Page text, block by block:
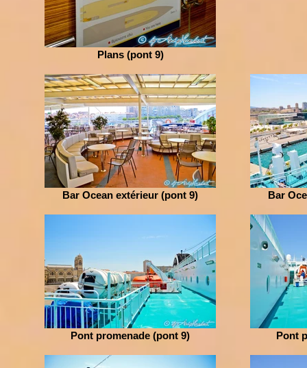
Plans (pont 9)
Bar Ocean extérieur (pont 9) Bar
Pont promenade (pont 9) Pont